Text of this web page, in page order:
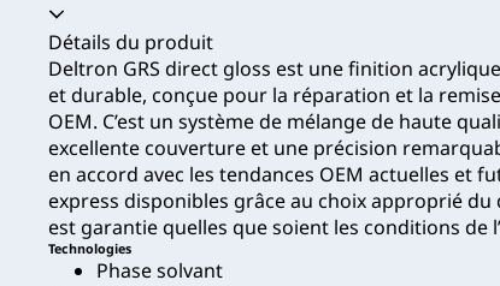
Accordéon fermé
Détails du produit
Deltron GRS direct gloss est une finition
et durable, conçue pour la réparation et la
OEM. C’est un système de mélange de haute
excellente couverture et une précision
en accord avec les tendances OEM actuelles et
express disponibles grâce au choix approprié
est garantie quelles que soient les conditions de
Technologies
Phase solvant